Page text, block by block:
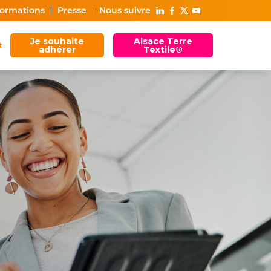
Presse Nous suivre
Je souhaite
adhérer
Alsace Terre
Textile®